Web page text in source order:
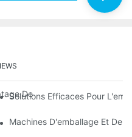
De Vis Pour Des Résultats
Solutions Efficaces Pour
De Pointe Pour Un Contrôle
Machines D'emballage Et De